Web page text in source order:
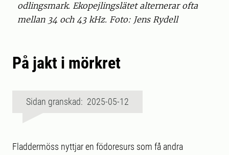
odlingsmark. Ekopejlingslätet alternerar ofta
mellan 34 och 43 kHz. Foto: Jens Rydell
På jakt i mörkret
Sidan granskad: 2025-05-12
Fladdermöss nyttjar en födoresurs som få andra